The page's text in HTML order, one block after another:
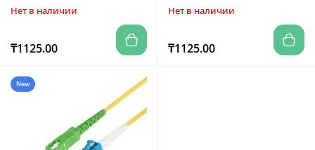
Нет в наличии
₸1125.00
Нет в наличии
₸1125.00
New